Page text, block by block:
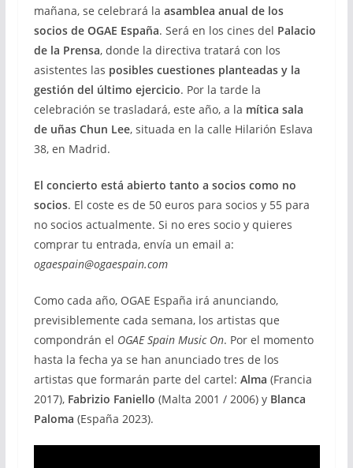
mañana, se celebrará la asamblea anual de los
socios de OGAE España. Será en los cines del Palacio
de la Prensa, donde la directiva tratará con los
asistentes las posibles cuestiones planteadas y la
gestión del último ejercicio. Por la tarde la
celebración se trasladará, este año, a la mítica sala
de uñas Chun Lee, situada en la calle Hilarión Eslava
38, en Madrid.
El concierto está abierto tanto a socios como no
socios. El coste es de 50 euros para socios y 55 para
no socios actualmente. Si no eres socio y quieres
comprar tu entrada, envía un email a:
ogaespain@ogaespain.com
Como cada año, OGAE España irá anunciando,
previsiblemente cada semana, los artistas que
compondrán el OGAE Spain Music On. Por el momento
hasta la fecha ya se han anunciado tres de los
artistas que formarán parte del cartel: Alma (Francia
2017), Fabrizio Faniello (Malta 2001 / 2006) y Blanca
Paloma (España 2023).